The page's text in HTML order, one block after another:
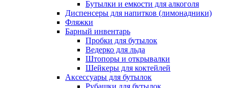
Бутылки и емкости для алкоголя
Диспенсеры для напитков (лимонадники)
Фляжки
Барный инвентарь
Пробки для бутылок
Ведерко для льда
Штопоры и открывалки
Шейкеры для коктейлей
Аксессуары для бутылок
Рубашки для бутылок